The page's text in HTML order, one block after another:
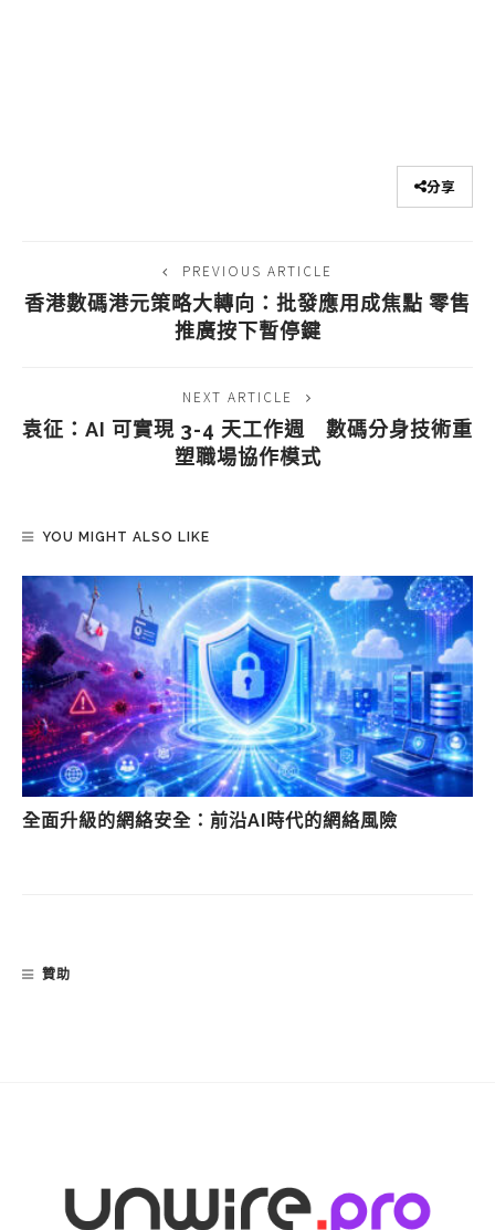
分享
PREVIOUS ARTICLE
香港數碼港元策略大轉向：批發應用成焦點 零售
推廣按下暫停鍵
NEXT ARTICLE
袁征：AI 可實現 3-4 天工作週 數碼分身技術重
塑職場協作模式
YOU MIGHT ALSO LIKE
全面升級的網絡安全：前沿AI時代的網絡風險
贊助